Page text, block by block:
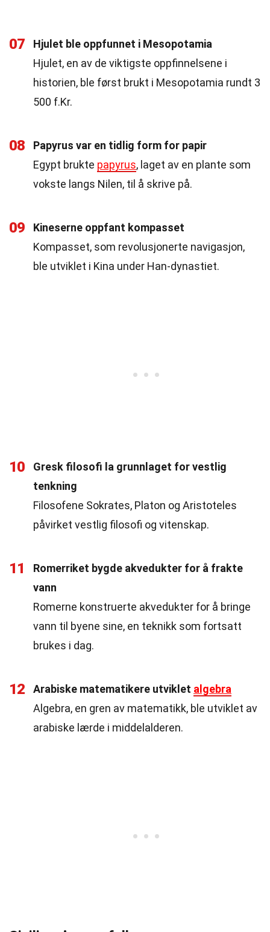
07
Hjulet ble oppfunnet i Mesopotamia
Hjulet, en av de viktigste oppfinnelsene i
historien, ble først brukt i Mesopotamia rundt 3
500 f.Kr.
08
Papyrus var en tidlig form for papir
Egypt brukte papyrus, laget av en plante som
vokste langs Nilen, til å skrive på.
09
Kineserne oppfant kompasset
Kompasset, som revolusjonerte navigasjon,
ble utviklet i Kina under Han-dynastiet.
10
Gresk filosofi la grunnlaget for vestlig
tenkning
Filosofene Sokrates, Platon og Aristoteles
påvirket vestlig filosofi og vitenskap.
11
Romerriket bygde akvedukter for å frakte
vann
Romerne konstruerte akvedukter for å bringe
vann til byene sine, en teknikk som fortsatt
brukes i dag.
12 Arabiske matematikere utviklet algebra
Algebra, en gren av matematikk, ble utviklet av
arabiske lærde i middelalderen.